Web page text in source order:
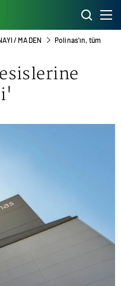
/ MADEN
Polinas'ın, tüm